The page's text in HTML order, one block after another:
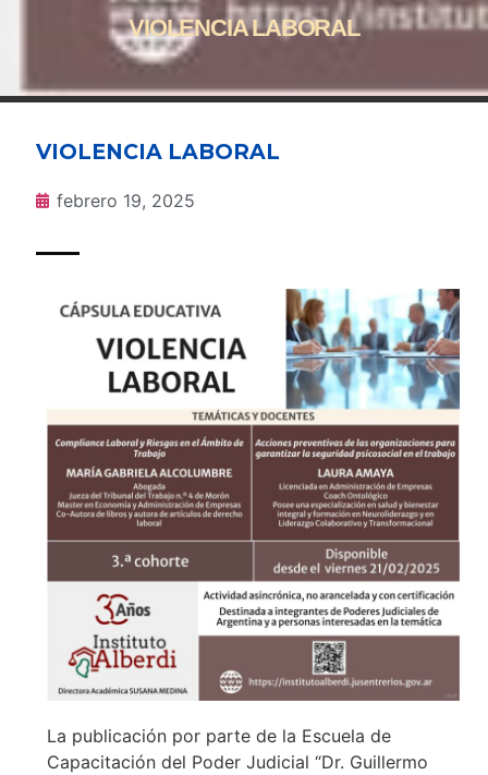
VIOLENCIA LABORAL
VIOLENCIA LABORAL
febrero 19, 2025
La publicación por parte de la Escuela de
Capacitación del Poder Judicial “Dr. Guillermo